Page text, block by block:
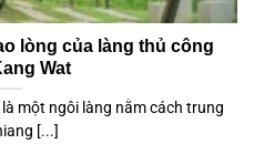
lòng của làng thủ công
Wat
một ngôi làng nằm cách trung
[...]